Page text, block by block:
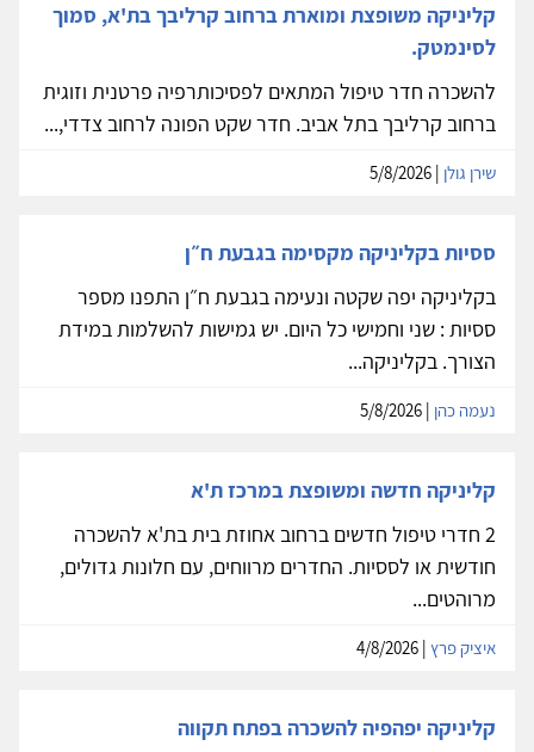
קליניקה משופצת ומוארת ברחוב קרליבך בת'א, סמוך
לסינמטק.
להשכרה חדר טיפול המתאים לפסיכותרפיה פרטנית וזוגית
ברחוב קרליבך בתל אביב. חדר שקט הפונה לרחוב צדדי,...
שירן גולן
ססיות בקליניקה מקסימה בגבעת ח״ן
בקליניקה יפה שקטה ונעימה בגבעת ח״ן התפנו מספר
ססיות : שני וחמישי כל היום. יש גמישות להשלמות במידת
הצורך. בקליניקה...
נעמה כהן
קליניקה חדשה ומשופצת במרכז ת'א
2 חדרי טיפול חדשים ברחוב אחוזת בית בת'א להשכרה
חודשית או לססיות. החדרים מרווחים, עם חלונות גדולים,
מרוהטים...
איציק פרץ
קליניקה יפהפיה להשכרה בפתח תקווה